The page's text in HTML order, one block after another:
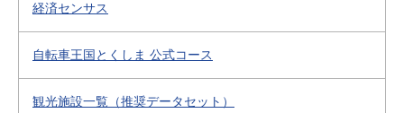
経済センサス
自転車王国とくしま 公式コース
観光施設一覧（推奨データセット）